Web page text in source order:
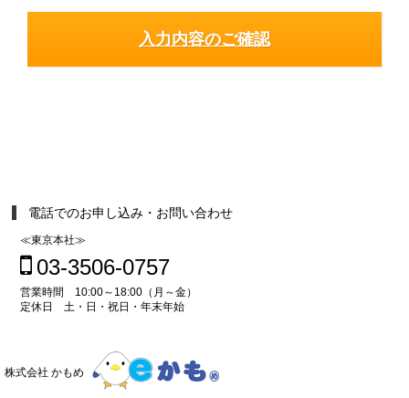
電話でのお申し込み・お問い合わせ
≪東京本社≫
03-3506-0757
営業時間 10:00～18:00（月～金）
定休日 土・日・祝日・年末年始
株式会社 かもめ